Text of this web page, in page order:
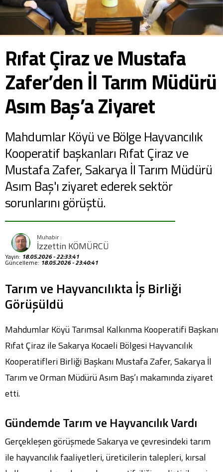
Rıfat Çiraz ve Mustafa
Zafer’den İl Tarım Müdürü
Asım Baş’a Ziyaret
Mahdumlar Köyü ve Bölge Hayvancılık
Kooperatif başkanları Rıfat Çiraz ve
Mustafa Zafer, Sakarya İl Tarım Müdürü
Asım Baş'ı ziyaret ederek sektör
sorunlarını görüştü.
İzzettin KÖMÜRCÜ
Yayın: 18.05.2026 - 22:33:41
Güncelleme: 18.05.2026 - 23:40:41
Tarım ve Hayvancılıkta İş Birliği
Görüşüldü
Mahdumlar Köyü Tarımsal Kalkınma Kooperatifi Başkanı
Rıfat Çiraz ile Sakarya Kocaeli Bölgesi Hayvancılık
Kooperatifleri Birliği Başkanı Mustafa Zafer, Sakarya İl
Tarım ve Orman Müdürü Asım Baş’ı makamında ziyaret
etti.
Gündemde Tarım ve Hayvancılık Vardı
Gerçekleşen görüşmede Sakarya ve çevresindeki tarım
ile hayvancılık faaliyetleri, üreticilerin talepleri, kırsal